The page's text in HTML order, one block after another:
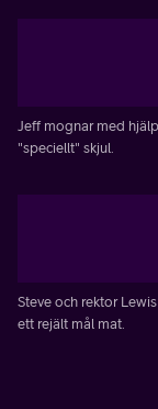
Jeff mognar med
"speciellt" skjul.
Steve och rektor
ett rejält mål mat.